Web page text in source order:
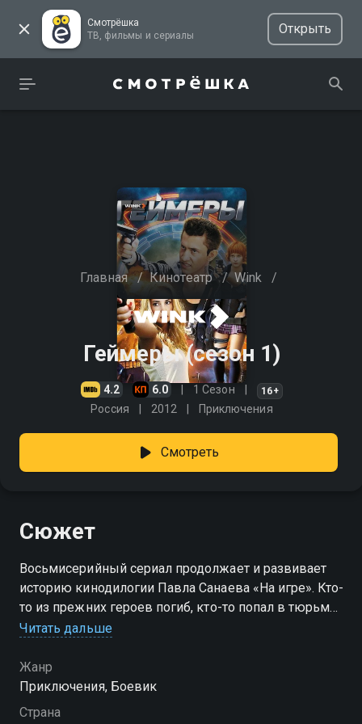
Смотрёшка
ТВ, фильмы и сериалы
Открыть
Главная / Кинотеатр / Wink /
Геймеры (сезон 1)
4.2 6.0 1 Сезон 16+
Россия 2012 Приключения
Смотреть
Сюжет
Восьмисерийный сериал продолжает и развивает
историю кинодилогии Павла Санаева «На игре». Кто-
то из прежних героев погиб, кто-то попал в тюрьму
— а значит таинственным высокопоставленным
выполнения их античеловеческих планов. За дело
готов взяться только Док. Он жив, он жаждет мести
и готов на всё. Ничего не изменилось. Люди для
Читать дальше
Жанр
Приключения, Боевик
Страна